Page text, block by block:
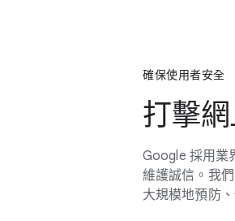
確保​使用​者​安全
打擊
Google 採用​業
維護​誠信。​我
大規模地​預防